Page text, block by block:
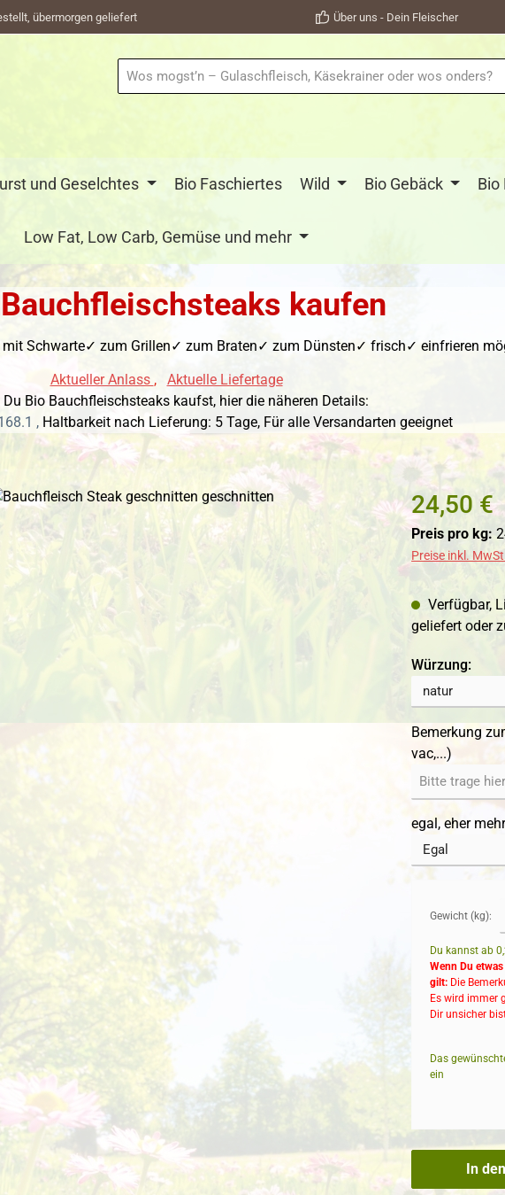
übermorgen geliefert Über uns - Dein Fleischer
und Geselchtes Bio Faschiertes Wild Bio Gebäck Bio
Low Fat, Low Carb, Gemüse und mehr
kaufen
Schwarte✓ zum Grillen✓ zum Braten✓ zum Dünsten✓ frisch✓ einfrieren
Aktueller Anlass ,
Aktuelle Liefertage
Du Bio Bauchfleischsteaks kaufst, hier die näheren Details:
, Haltbarkeit nach Lieferung: 5 Tage, Für alle Versandarten geeignet
24,50 €
Preis pro kg:
Preise inkl.
Verfügbar,
geliefert oder
Würzung:
Bemerkung
vac,...)
egal, eher
Gewicht (kg):
Du kannst ab
Wenn Du
gilt: Die
Es wird immer
Dir unsicher
Das
ein
In